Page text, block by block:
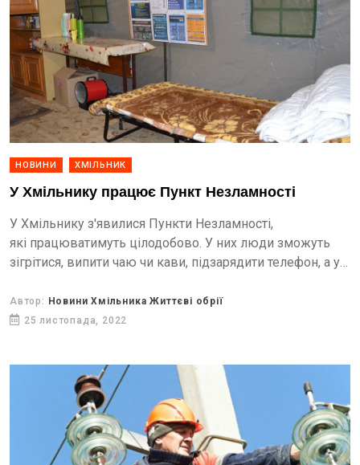
НОВИНИ ХМІЛЬНИК
У Хмільнику працює Пункт Незламності
У Хмільнику з'явилися Пункти Незламності,
які працюватимуть цілодобово. У них люди зможуть
зігрітися, випити чаю чи кави, підзарядити телефон, а у
Автор: Новини Хмільника Життєві обрії
25 листопада, 2022